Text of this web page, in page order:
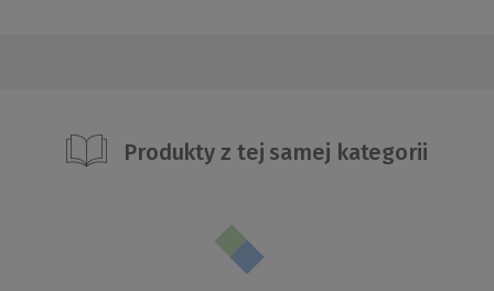
Produkty z tej samej kategorii